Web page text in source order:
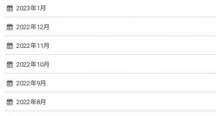
2023年1月
2022年12月
2022年11月
2022年10月
2022年9月
2022年8月